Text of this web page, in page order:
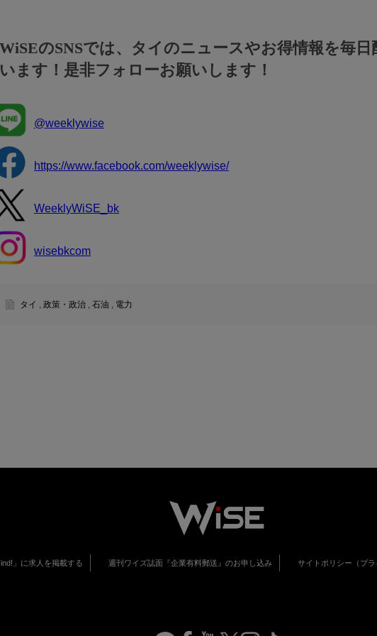
WiSEのSNSでは、タイのニュースやお得情報を毎日
います！是非フォローお願いします！
@weeklywise
https://www.facebook.com/weeklywise/
WeeklyWiSE_bk
wisebkcom
タイ , 政策・政治 , 石油 , 電力
」に求人を掲載する 週刊ワイズ誌面『企業有料郵送』のお申し込み
サイトポリシー（プ